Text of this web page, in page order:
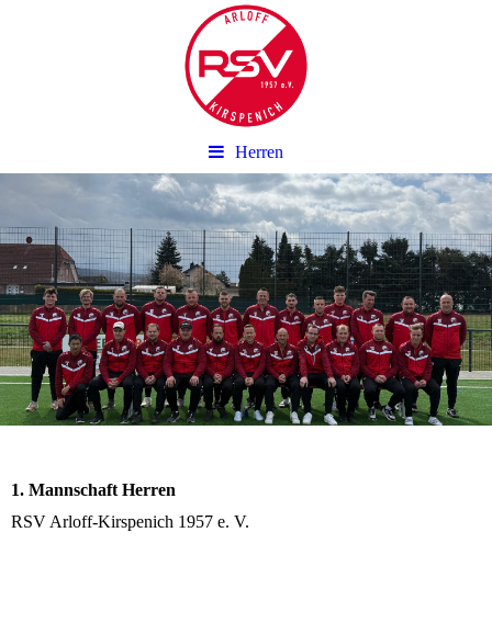
Herren
1. Mannschaft Herren
RSV Arloff-Kirspenich 1957 e. V.